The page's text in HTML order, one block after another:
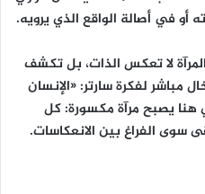
في أصالة الواقع الذي يرويه.
(ص 57) مثلاً، المرآة لا تعكس الذات، بل تكشف
مباشر لفكرة سارتر: «الإنسان
يصبح مرآة مكسورة: كل
سوى الفراغ بين الانعكاسات.